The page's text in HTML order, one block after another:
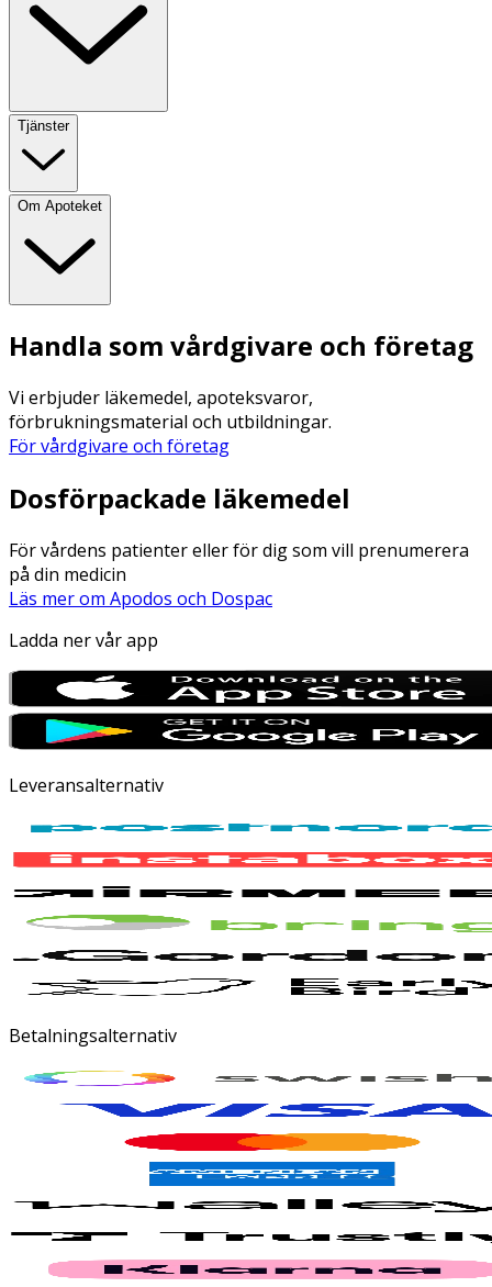
Tjänster
Om Apoteket
Handla som vårdgivare och företag
Vi erbjuder läkemedel, apoteksvaror,
förbrukningsmaterial och utbildningar.
För vårdgivare och företag
Dosförpackade läkemedel
För vårdens patienter eller för dig som vill prenumerera
på din medicin
Läs mer om Apodos och Dospac
Ladda ner vår app
Leveransalternativ
Betalningsalternativ